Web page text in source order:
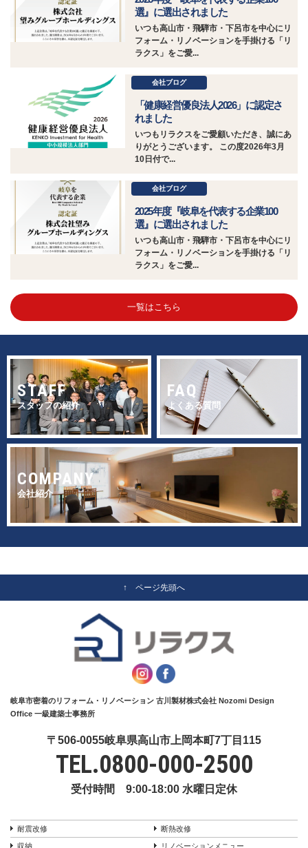
選』に選出されました
いつも高山市・飛騨市・下呂市を中心にリ
フォーム・リノベーションを手掛ける「リ
ラクス」をご愛...
会社ブログ
「健康経営優良法人2026」に認定さ
れました
いつもリラクスをご愛顧いただき、誠にあ
りがとうございます。 この度2026年3月
10日付で...
会社ブログ
2025年度『岐阜を代表する企業100
選』に選出されました
いつも高山市・飛騨市・下呂市を中心にリ
フォーム・リノベーションを手掛ける「リ
ラクス」をご愛...
一覧はこちら
STAFF
スタッフの紹介
FAQ
よくある質問
COMPANY
会社紹介
↑ ページ先頭へ
岐阜市密着のリフォーム・リノベーション 古川製材株式会社 Nozomi Design
Office 一級建築士事務所
〒506-0055岐阜県高山市上岡本町7丁目115
TEL.0800-000-2500
受付時間 9:00-18:00 水曜日定休
耐震改修 断熱改修
収納 リノベーションメニュー